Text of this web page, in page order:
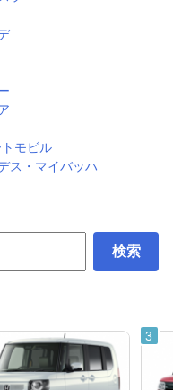
モビル
ス・マイバッハ
検索